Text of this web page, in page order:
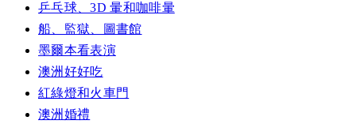
乒乓球、3D 暈和咖啡暈
船、監獄、圖書館
墨爾本看表演
澳洲好好吃
紅綠燈和火車門
澳洲婚禮